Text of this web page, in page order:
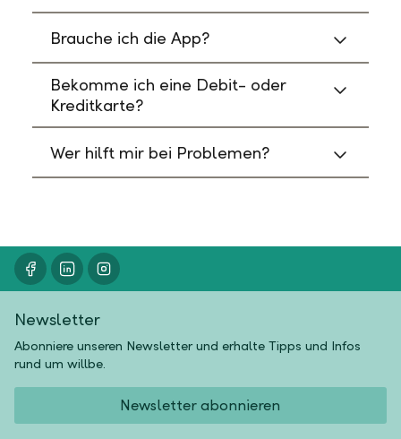
Brauche ich die App?
Bekomme ich eine Debit- oder
Kreditkarte?
Wer hilft mir bei Problemen?
Newsletter
Abonniere unseren Newsletter und erhalte Tipps und Infos
rund um willbe.
Newsletter abonnieren